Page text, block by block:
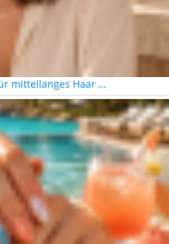
mittellanges Haar …